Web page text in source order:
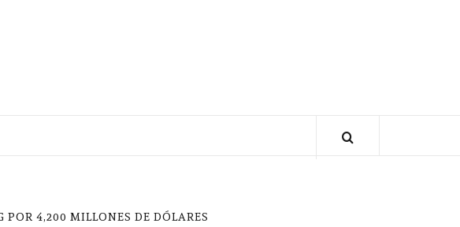
4,200 MILLONES DE DÓLARES